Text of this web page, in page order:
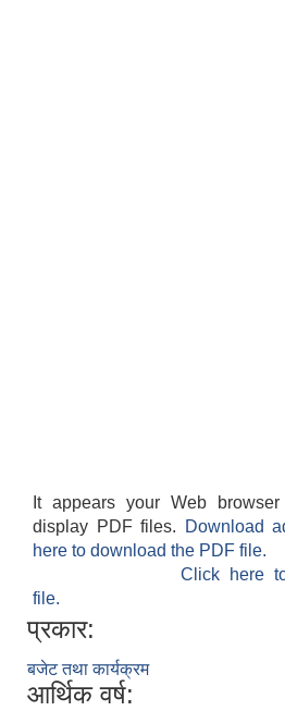
It appears your Web
display PDF files.
Download
here to download the PDF file.
Click here
file.
प्रकार:
बजेट तथा कार्यक्रम
आर्थिक वर्ष: